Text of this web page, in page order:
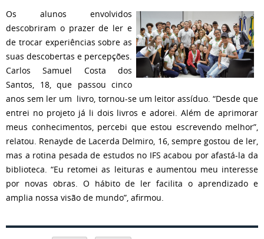
Os alunos envolvidos
descobriram o prazer de ler e
de trocar experiências sobre as
suas descobertas e percepções.
Carlos Samuel Costa dos
Santos, 18, que passou cinco
anos sem ler um livro, tornou-se um leitor assíduo. “Desde que
entrei no projeto já li dois livros e adorei. Além de aprimorar
meus conhecimentos, percebi que estou escrevendo melhor”,
relatou. Renayde de Lacerda Delmiro, 16, sempre gostou de ler,
mas a rotina pesada de estudos no IFS acabou por afastá-la da
biblioteca. “Eu retomei as leituras e aumentou meu interesse
por novas obras. O hábito de ler facilita o aprendizado e
amplia nossa visão de mundo”, afirmou.